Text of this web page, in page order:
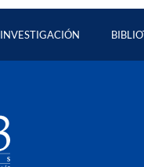
INVESTIGACIÓN